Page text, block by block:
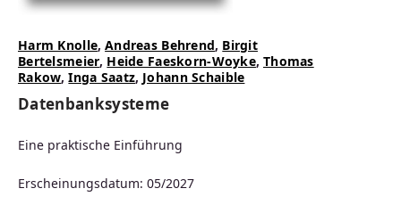
Harm Knolle,Andreas Behrend, Birgit
Bertelsmeier, Heide Faeskorn-Woyke, Thomas
Rakow,Inga Saatz, Johann Schaible
Datenbanksysteme
Eine praktische Einführung
Erscheinungsdatum: 05/2027